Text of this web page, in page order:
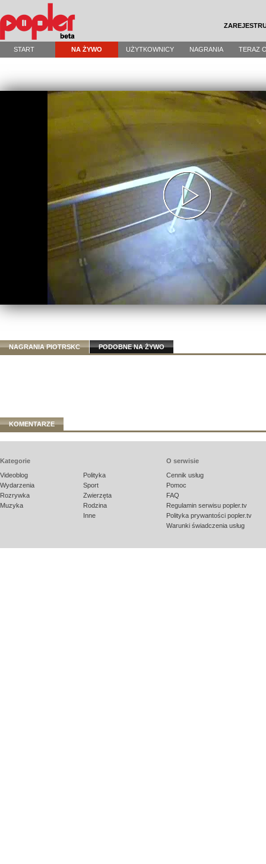
START NA ŻYWO UŻYTKOWNICY NAGRANIA TERAZ
NAGRANIA PIOTRSKC PODOBNE NA ŻYWO
KOMENTARZE
Kategorie
Videoblog
Wydarzenia
Rozrywka
Muzyka
Polityka
Sport
Zwierzęta
Rodzina
Inne
O serwisie
Cennik usług
Pomoc
FAQ
Regulamin serwisu popler.tv
Polityka prywantości popler.tv
Warunki świadczenia usług